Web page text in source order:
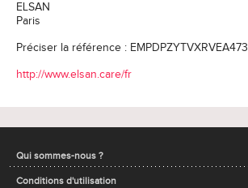
ELSAN
Paris
Préciser la référence : EMPDPZYTVXRVEA473
http://www.elsan.care/fr
Qui sommes-nous ?
Conditions d'utilisation